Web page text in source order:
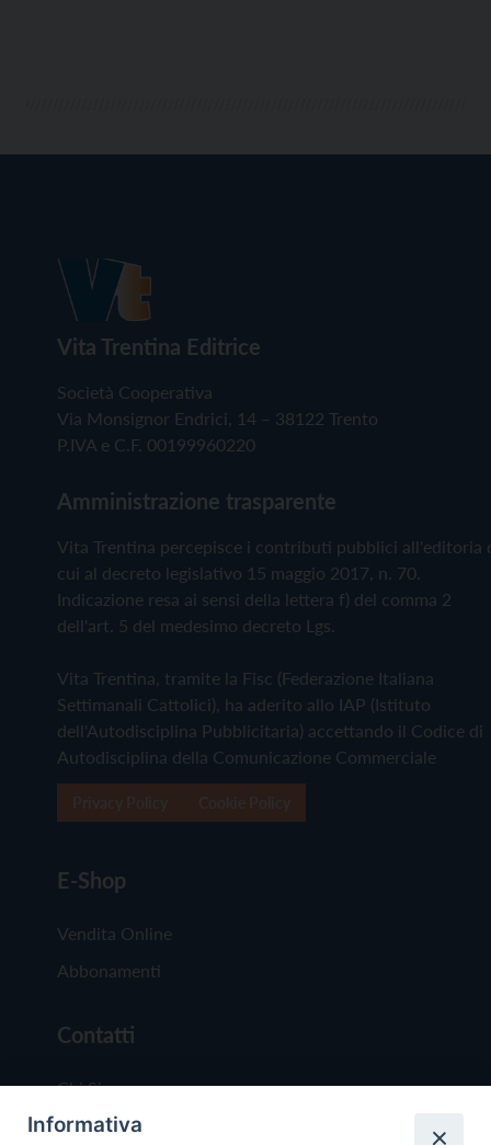
Vita Trentina Editrice
Società Cooperativa
Via Monsignor Endrici, 14 – 38122 Trento
P.IVA e C.F. 00199960220
Amministrazione trasparente
Vita Trentina percepisce i contributi pubblici all'editoria
cui al decreto legislativo 15 maggio 2017, n. 70.
Indicazione resa ai sensi della lettera f) del comma 2
dell'art. 5 del medesimo decreto Lgs.
Vita Trentina, tramite la Fisc (Federazione Italiana
Settimanali Cattolici), ha aderito allo IAP (Istituto
dell'Autodisciplina Pubblicitaria) accettando il Codice di
Autodisciplina della Comunicazione Commerciale
E-Shop
Vendita Online
Abbonamenti
Contatti
Chi Siamo
Redazione
Informativa